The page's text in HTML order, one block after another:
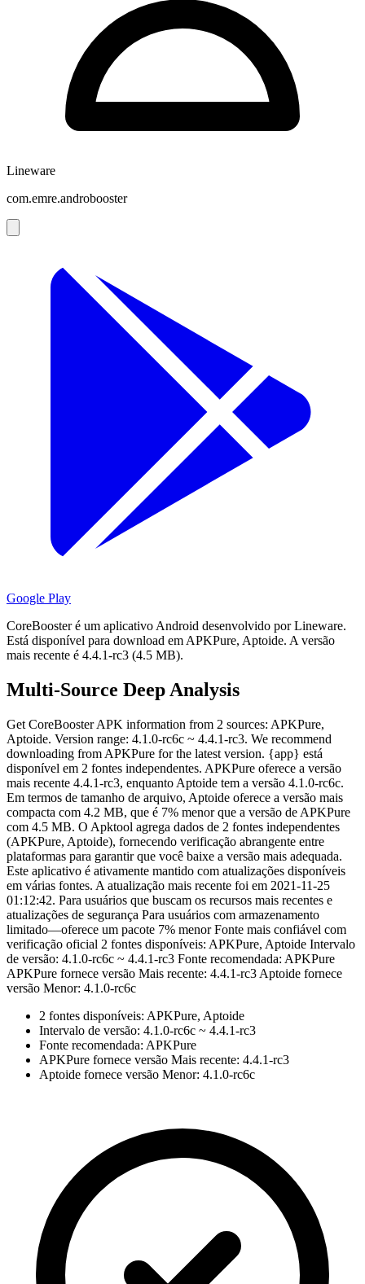
Lineware
com.emre.androbooster
Google Play
CoreBooster é um aplicativo Android desenvolvido por Lineware.
Está disponível para download em APKPure, Aptoide. A versão
mais recente é 4.4.1-rc3 (4.5 MB).
Multi-Source Deep Analysis
Get CoreBooster APK information from 2 sources: APKPure,
Aptoide. Version range: 4.1.0-rc6c ~ 4.4.1-rc3. We recommend
downloading from APKPure for the latest version. {app} está
disponível em 2 fontes independentes. APKPure oferece a versão
mais recente 4.4.1-rc3, enquanto Aptoide tem a versão 4.1.0-rc6c.
Em termos de tamanho de arquivo, Aptoide oferece a versão mais
compacta com 4.2 MB, que é 7% menor que a versão de APKPure
com 4.5 MB. O Apktool agrega dados de 2 fontes independentes
(APKPure, Aptoide), fornecendo verificação abrangente entre
plataformas para garantir que você baixe a versão mais adequada.
Este aplicativo é ativamente mantido com atualizações disponíveis
em várias fontes. A atualização mais recente foi em 2021-11-25
01:12:42. Para usuários que buscam os recursos mais recentes e
atualizações de segurança Para usuários com armazenamento
limitado—oferece um pacote 7% menor Fonte mais confiável com
verificação oficial 2 fontes disponíveis: APKPure, Aptoide Intervalo
de versão: 4.1.0-rc6c ~ 4.4.1-rc3 Fonte recomendada: APKPure
APKPure fornece versão Mais recente: 4.4.1-rc3 Aptoide fornece
versão Menor: 4.1.0-rc6c
2 fontes disponíveis: APKPure, Aptoide
Intervalo de versão: 4.1.0-rc6c ~ 4.4.1-rc3
Fonte recomendada: APKPure
APKPure fornece versão Mais recente: 4.4.1-rc3
Aptoide fornece versão Menor: 4.1.0-rc6c